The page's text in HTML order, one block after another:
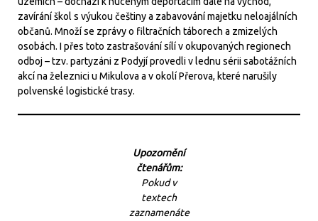
zavírání škol s výukou češtiny a zabavování majetku neloajálních
občanů. Množí se zprávy o filtračních táborech a zmizelých
osobách. I přes toto zastrašování sílí v okupovaných regionech
odboj – tzv. partyzáni z Podyjí provedli v lednu sérii sabotážních
akcí na železnici u Mikulova a v okolí Přerova, které narušily
polvenské logistické trasy.
Upozornění
čtenářům:
Pokud v
textech
zaznamenáte